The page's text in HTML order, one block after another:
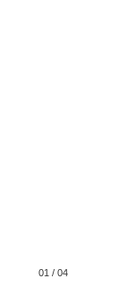
01 / 04